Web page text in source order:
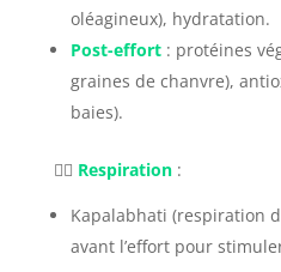
oléagineux), hydratation.
Post-effort: protéines
graines de chanvre),
baies).
🧘‍♂️ Respiration:
Kapalabhati (respiration
avant l’effort pour